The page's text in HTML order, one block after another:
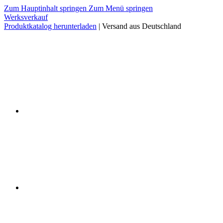
Zum Hauptinhalt springen Zum Menü springen
Werksverkauf
Produktkatalog herunterladen | Versand aus Deutschland